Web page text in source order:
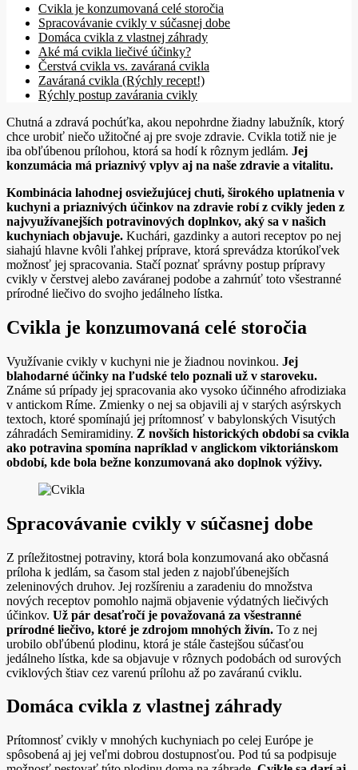
Cvikla je konzumovaná celé storočia
Spracovávanie cvikly v súčasnej dobe
Domáca cvikla z vlastnej záhrady
Aké má cvikla liečivé účinky?
Čerstvá cvikla vs. zaváraná cvikla
Zaváraná cvikla (Rýchly recept!)
Rýchly postup zavárania cvikly
Chutná a zdravá pochúťka, akou nepohrdne žiadny labužník, ktorý
chce urobiť niečo užitočné aj pre svoje zdravie. Cvikla totiž nie je
iba obľúbenou prílohou, ktorá sa hodí k rôznym jedlám. Jej
konzumácia má priaznivý vplyv aj na naše zdravie a vitalitu.
Kombinácia lahodnej osviežujúcej chuti, širokého uplatnenia v
kuchyni a priaznivých účinkov na zdravie robí z cvikly jeden z
najvyužívanejších potravinových doplnkov, aký sa v našich
kuchyniach objavuje. Kuchári, gazdinky a autori receptov po nej
siahajú hlavne kvôli ľahkej príprave, ktorá sprevádza ktorúkoľvek
možnosť jej spracovania. Stačí poznať správny postup prípravy
cvikly v čerstvej alebo zaváranej podobe a zahrnúť toto všestranné
prírodné liečivo do svojho jedálneho lístka.
Cvikla je konzumovaná celé storočia
Využívanie cvikly v kuchyni nie je žiadnou novinkou. Jej
blahodarné účinky na ľudské telo poznali už v staroveku.
Známe sú prípady jej spracovania ako vysoko účinného afrodiziaka
v antickom Ríme. Zmienky o nej sa objavili aj v starých asýrskych
textoch, ktoré spomínajú jej prítomnosť v babylonských Visutých
záhradách Semiramidiny. Z novších historických období sa cvikla
ako potravina spomína napríklad v anglickom viktoriánskom
období, kde bola bežne konzumovaná ako doplnok výživy.
Spracovávanie cvikly v súčasnej dobe
Z príležitostnej potraviny, ktorá bola konzumovaná ako občasná
príloha k jedlám, sa časom stal jeden z najobľúbenejších
zeleninových druhov. Jej rozšíreniu a zaradeniu do množstva
nových receptov pomohlo najmä objavenie výdatných liečivých
účinkov. Už pár desaťročí je považovaná za všestranné
prírodné liečivo, ktoré je zdrojom mnohých živín. To z nej
urobilo obľúbenú plodinu, ktorá je stále častejšou súčasťou
jedálneho lístka, kde sa objavuje v rôznych podobách od surových
cviklových štiav cez varenú prílohu až po zaváranú cviklu.
Domáca cvikla z vlastnej záhrady
Prítomnosť cvikly v mnohých kuchyniach po celej Európe je
spôsobená aj jej veľmi dobrou dostupnosťou. Pod tú sa podpisuje